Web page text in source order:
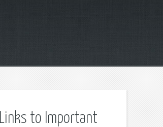
Links to Important